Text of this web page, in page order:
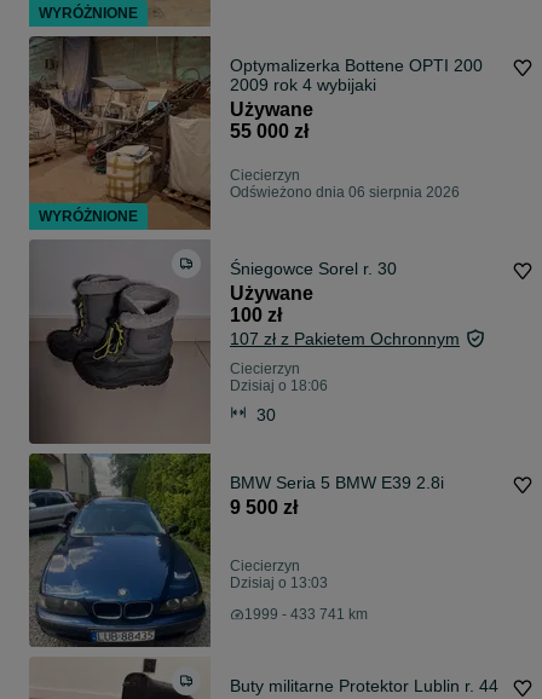
Optymalizerka Bottene OPTI 200
2009 rok 4 wybijaki
Używane
55 000 zł
Ciecierzyn
Odświeżono dnia 06 sierpnia 2026
Śniegowce Sorel r. 30
Używane
100 zł
107 zł z Pakietem Ochronnym
Ciecierzyn
Dzisiaj o 18:06
30
BMW Seria 5 BMW E39 2.8i
9 500 zł
Ciecierzyn
Dzisiaj o 13:03
1999 - 433 741 km
Buty militarne Protektor Lublin r. 44
WYRÓŻNIONE
WYRÓŻNIONE